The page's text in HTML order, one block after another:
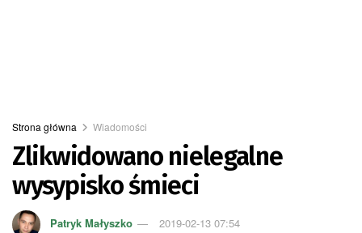
Strona główna Wiadomości
Zlikwidowano nielegalne
wysypisko śmieci
Patryk Małyszko 2019-02-13 07:54